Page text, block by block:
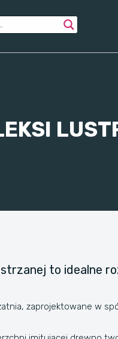
to idealne
zaprojektowane w